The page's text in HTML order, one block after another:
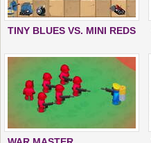
TINY BLUES VS. MINI REDS